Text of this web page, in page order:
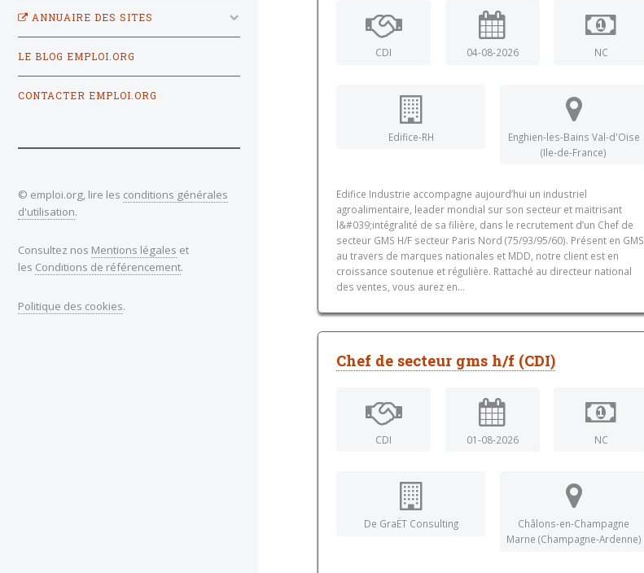
CDI 04-08-2026 NC
Edifice-RH
Enghien-les-Bains Val-d'Oise
(Ile-de-France)
Edifice Industrie accompagne aujourd’hui un industriel
agroalimentaire, leader mondial sur son secteur et maitrisant
l&#039;intégralité de sa filière, dans le recrutement d’un Chef de
secteur GMS H/F secteur Paris Nord (75/93/95/60). Présent en GMS
au travers de marques nationales et MDD, notre client est en
croissance soutenue et régulière. Rattaché au directeur national
des ventes, vous aurez en...
Chef de secteur gms h/f (CDI)
CDI 01-08-2026 NC
De GraËT Consulting
Châlons-en-Champagne
Marne (Champagne-Ardenne)
ANNUAIRE DES SITES
LE BLOG EMPLOI.ORG
CONTACTER EMPLOI.ORG
© emploi.org, lire les conditions générales
d'utilisation.
Consultez nos Mentions légales et
les Conditions de référencement.
Politique des cookies.